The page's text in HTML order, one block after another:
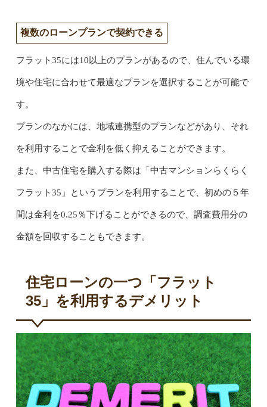
複数のローンプランで契約できる
フラット35には10以上のプランがあるので、住んでいる環
境や住宅に合わせて最適なプランを選択することが可能で
す。
プランのなかには、地域連携型のプランなどがあり、それ
を利用することで金利を低く抑えることができます。
また、中古住宅を購入する際は「中古マンションらくらく
フラット35」というプランを利用することで、初めの５年
間は金利を0.25％下げることができるので、調査費用分の
金額を回収することもできます。
住宅ローンの一つ「フラット
35」を利用するデメリット